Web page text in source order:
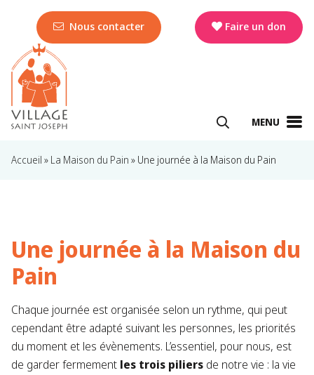
Nous contacter Faire un don
MENU
Accueil » La Maison du Pain » Une journée à la Maison du Pain
Une journée à la Maison du
Pain
Chaque journée est organisée selon un rythme, qui peut
cependant être adapté suivant les personnes, les priorités
du moment et les évènements. L’essentiel, pour nous, est
de garder fermement les trois piliers de notre vie : la vie